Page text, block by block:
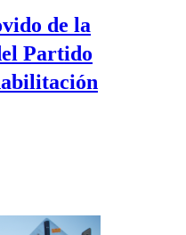
de la
Partido